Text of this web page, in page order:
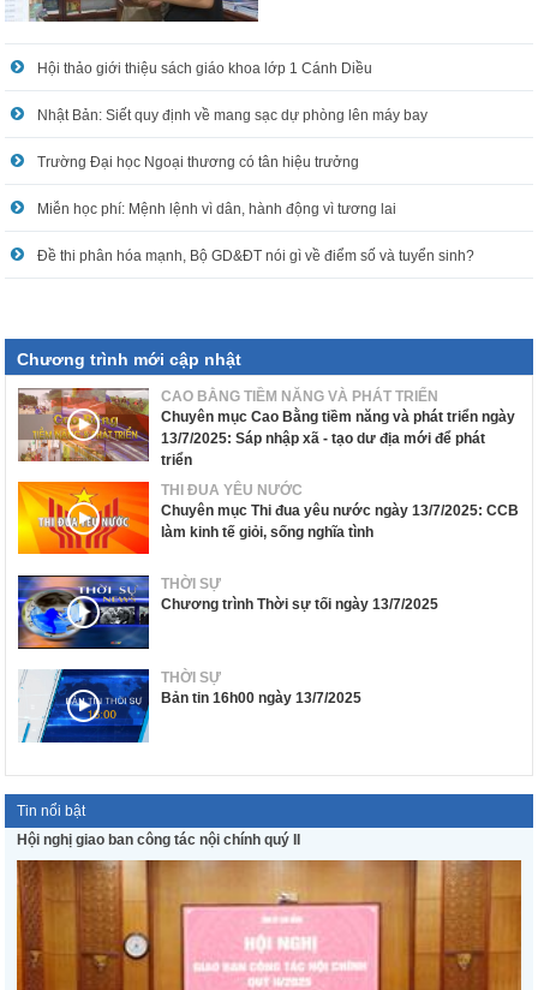
Hội thảo giới thiệu sách giáo khoa lớp 1 Cánh Diều
Nhật Bản: Siết quy định về mang sạc dự phòng lên máy bay
Trường Đại học Ngoại thương có tân hiệu trưởng
Miễn học phí: Mệnh lệnh vì dân, hành động vì tương lai
Đề thi phân hóa mạnh, Bộ GD&ĐT nói gì về điểm số và tuyển sinh?
Chương trình mới cập nhật
CAO BẰNG TIỀM NĂNG VÀ PHÁT TRIỂN
Chuyên mục Cao Bằng tiềm năng và phát triển ngày
13/7/2025: Sáp nhập xã - tạo dư địa mới để phát
triển
THI ĐUA YÊU NƯỚC
Chuyên mục Thi đua yêu nước ngày 13/7/2025: CCB
làm kinh tế giỏi, sống nghĩa tình
THỜI SỰ
Chương trình Thời sự tối ngày 13/7/2025
THỜI SỰ
Bản tin 16h00 ngày 13/7/2025
Tin nổi bật
Hội nghị giao ban công tác nội chính quý II